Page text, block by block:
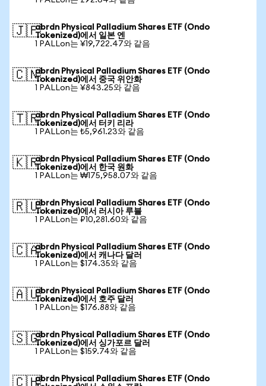
🇯🇵abrdn Physical Palladium Shares ETF (Ondo
Tokenized)에서 일본 엔
1 PALLon는 ¥19,722.47와 같음
🇨🇳abrdn Physical Palladium Shares ETF (Ondo
Tokenized)에서 중국 위안화
1 PALLon는 ¥843.25와 같음
🇹🇷abrdn Physical Palladium Shares ETF (Ondo
Tokenized)에서 터키 리라
1 PALLon는 ₺5,961.23와 같음
🇰🇷abrdn Physical Palladium Shares ETF (Ondo
Tokenized)에서 한국 원화
1 PALLon는 ₩175,958.07와 같음
🇷🇺abrdn Physical Palladium Shares ETF (Ondo
Tokenized)에서 러시아 루블
1 PALLon는 ₽10,281.60와 같음
🇨🇦abrdn Physical Palladium Shares ETF (Ondo
Tokenized)에서 캐나다 달러
1 PALLon는 $174.35와 같음
🇦🇺abrdn Physical Palladium Shares ETF (Ondo
Tokenized)에서 호주 달러
1 PALLon는 $176.88와 같음
🇸🇬abrdn Physical Palladium Shares ETF (Ondo
Tokenized)에서 싱가포르 달러
1 PALLon는 $159.74와 같음
🇨🇭abrdn Physical Palladium Shares ETF (Ondo